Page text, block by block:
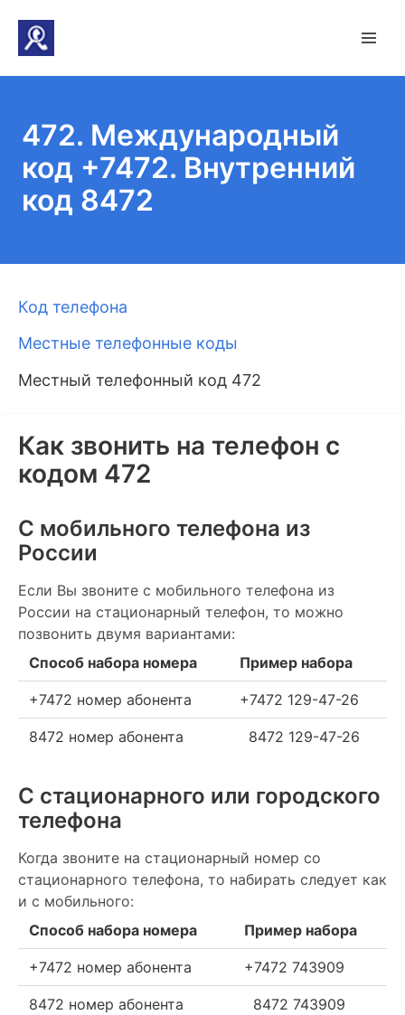
472. Международный
код +7472. Внутренний
код 8472
Код телефона
Местные телефонные коды
Местный телефонный код 472
Как звонить на телефон с
кодом 472
С мобильного телефона из
России
Если Вы звоните с мобильного телефона из
России на стационарный телефон, то можно
позвонить двумя вариантами:
Способ набора номера
Пример набора
+7472 номер абонента +7472 129-47-26
8472 номер абонента 8472 129-47-26
С стационарного или городского
телефона
Когда звоните на стационарный номер со
стационарного телефона, то набирать следует как
и с мобильного:
Способ набора номера
Пример набора
+7472 номер абонента +7472 743909
8472 номер абонента 8472 743909